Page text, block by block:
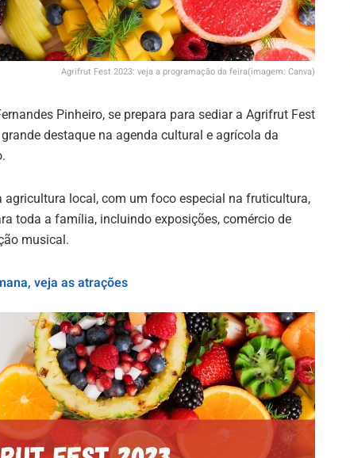
Agrifrut Fest 2023: veja a programação da feira(imagem: Canva)
Pinheiro, se prepara para sediar a Agrifrut Fest
destaque na agenda cultural e agrícola da
agricultura local, com um foco especial na fruticultura,
toda a família, incluindo exposições, comércio de
musical.
veja as atrações